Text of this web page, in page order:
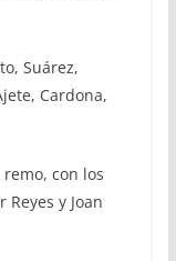
Suárez,
Cardona,
con los
y Joan